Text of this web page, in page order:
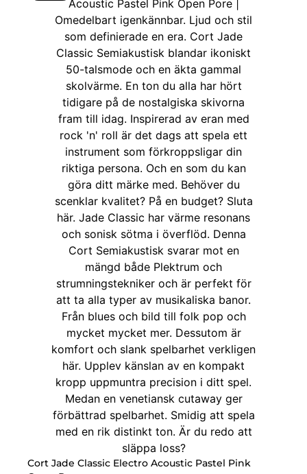
Cort Jade Classic Electro Acoustic Pastel Pink